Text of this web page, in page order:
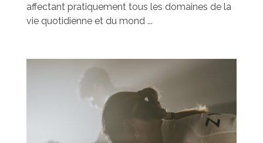
affectant pratiquement tous les domaines de la
vie quotidienne et du mond ...